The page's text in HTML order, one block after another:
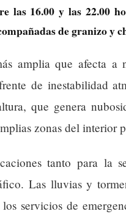
16.00 y las 22.00
de granizo y
amplia que afecta a
de inestabilidad
que genera
zonas del interior
tanto para la
Las lluvias y
servicios de